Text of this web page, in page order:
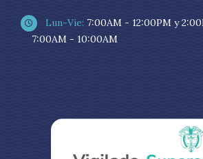
Lun-Vie: 7:00AM - 12:00PM y
7:00AM - 10:00AM